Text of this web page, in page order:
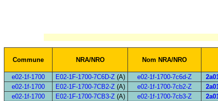
Commune NRA/NRO Nom NRA/NRO
e02-1f-1700 E02-1F-1700-7C6D-Z(A) e02-1f-1700-7c6d-Z
e02-1f-1700
E02-1F-1700-7CB2-Z(A) e02-1f-1700-7cb2-Z
e02-1f-1700
E02-1F-1700-7CB3-Z(A) e02-1f-1700-7cb3-Z